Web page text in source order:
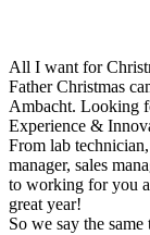
All I want for
Father Christmas
Ambacht. Looking
Experience &
From lab
manager, sales
to working for you
great year!
So we say the